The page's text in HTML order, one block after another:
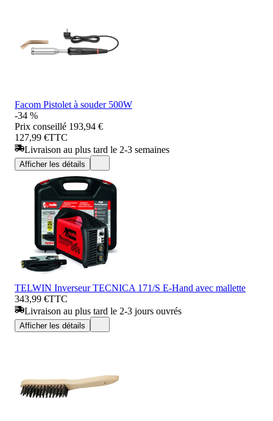
Facom Pistolet à souder 500W
-34 %
Prix conseillé 193,94 €
127,99 €TTC
Livraison au plus tard le 2-3 semaines
Afficher les détails
TELWIN Inverseur TECNICA 171/S E-Hand avec mallette
343,99 €TTC
Livraison au plus tard le 2-3 jours ouvrés
Afficher les détails